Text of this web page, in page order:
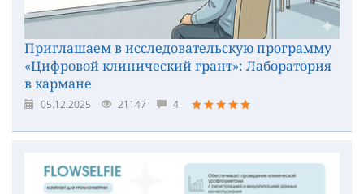
Приглашаем в исследовательскую программу
«Цифровой клинический грант»: Лаборатория
в кармане
05.12.2025 21147 4